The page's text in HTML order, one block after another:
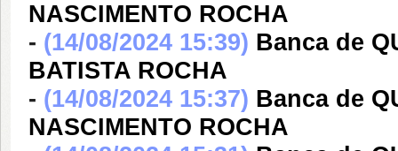
NASCIMENTO ROCHA
- (14/08/2024 15:39) Banca de
BATISTA ROCHA
- (14/08/2024 15:37) Banca de
NASCIMENTO ROCHA